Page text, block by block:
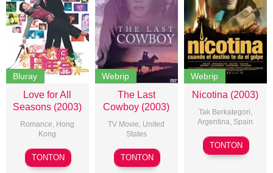
Bluray
Love for All
Seasons (2003)
Romance, Hong
Kong
Johnnie
To
TONTON
Webrip
The Last
Cowboy (2003)
TV Movie, United
States
Joyce
Chopra
TONTON
Webrip
Nicotina (2003)
Tak Berkategori,
Argentina, Spain
Hugo
RodrÃ­
TONTON